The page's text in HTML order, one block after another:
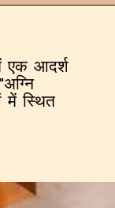
एक आदर्श
में स्थित